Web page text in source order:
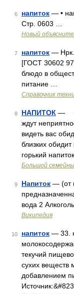
6 напиток — •
Стр. 0603 …
Новый
7 напиток — Нрк.
[ГОСТ 30602
блюдо в
питание …
Справочник
8 НАПИТОК — ♠
ждут
видеть вас
близких
горький
Большой
9 Напиток — (от
вода 2
Википедия
10 напиток — 33.
текучий
сухих веществ
добавлением